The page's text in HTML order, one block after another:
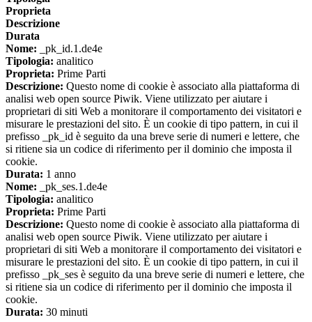
Proprieta
Descrizione
Durata
Nome: _pk_id.1.de4e
Tipologia: analitico
Proprieta: Prime Parti
Descrizione: Questo nome di cookie è associato alla piattaforma di
analisi web open source Piwik. Viene utilizzato per aiutare i
proprietari di siti Web a monitorare il comportamento dei visitatori e
misurare le prestazioni del sito. È un cookie di tipo pattern, in cui il
prefisso _pk_id è seguito da una breve serie di numeri e lettere, che
si ritiene sia un codice di riferimento per il dominio che imposta il
cookie.
Durata: 1 anno
Nome: _pk_ses.1.de4e
Tipologia: analitico
Proprieta: Prime Parti
Descrizione: Questo nome di cookie è associato alla piattaforma di
analisi web open source Piwik. Viene utilizzato per aiutare i
proprietari di siti Web a monitorare il comportamento dei visitatori e
misurare le prestazioni del sito. È un cookie di tipo pattern, in cui il
prefisso _pk_ses è seguito da una breve serie di numeri e lettere, che
si ritiene sia un codice di riferimento per il dominio che imposta il
cookie.
Durata: 30 minuti